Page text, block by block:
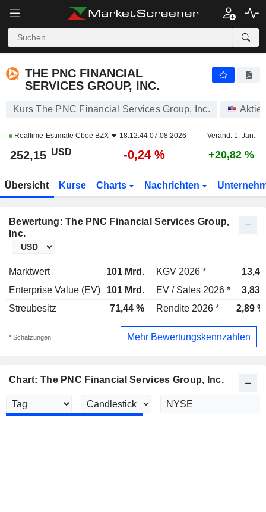
THE PNC FINANCIAL
SERVICES GROUP, INC.
Kurs The PNC Financial Services Group, Inc.
Realtime-Estimate Cboe BZX 18:12:44 07.08.2026 Veränd. 1. Jan.
252,15 USD -0,24 % +20,82 %
Übersicht Kurse Charts Nachrichten
Bewertung: The PNC Financial Services Group,
Inc.
Marktwert 101 Mrd. KGV 2026 *
13,4x
Enterprise Value (EV)
101 Mrd. EV / Sales 2026 *
3,83x
Streubesitz
71,44 % Rendite 2026 * 2,89 %
* Schätzungen Mehr Bewertungskennzahlen
Chart: The PNC Financial Services Group, Inc.